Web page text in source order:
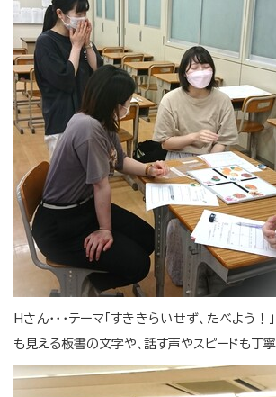
Hさん・・・テーマ「すききらいせず、たべよ
も見える板書の文字や、話す声やスピードも丁寧